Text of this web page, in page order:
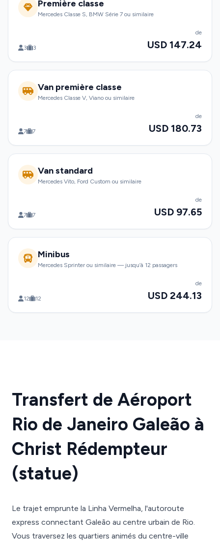
Première classe
Mercedes Classe S, BMW Série 7 ou similaire
3 3
de
USD 147.24
Van première classe
Mercedes Classe V, Viano ou similaire
7 7
de
USD 180.73
Van standard
Mercedes Vito, Ford Custom ou similaire
7 7
de
USD 97.65
Minibus
Mercedes Sprinter ou similaire — jusqu’à 12 passagers
12 12
de
USD 244.13
Transfert de Aéroport
Rio de Janeiro Galeão à
Christ Rédempteur
(statue)
Le trajet emprunte la Linha Vermelha, l'autoroute
express connectant Galeão au centre urbain de Rio.
Vous traversez les quartiers animés du centre-ville